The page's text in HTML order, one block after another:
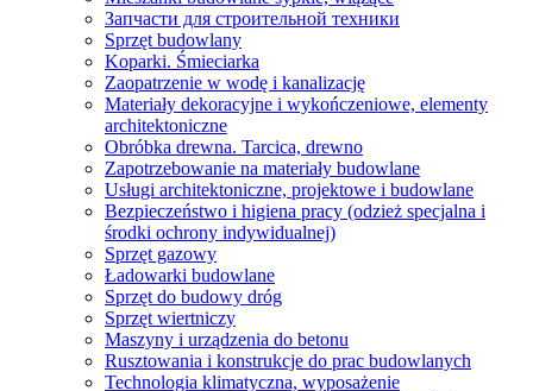
Запчасти для строительной техники
Sprzęt budowlany
Koparki. Śmieciarka
Zaopatrzenie w wodę i kanalizację
Materiały dekoracyjne i wykończeniowe, elementy
architektoniczne
Obróbka drewna. Tarcica, drewno
Zapotrzebowanie na materiały budowlane
Usługi architektoniczne, projektowe i budowlane
Bezpieczeństwo i higiena pracy (odzież specjalna i
środki ochrony indywidualnej)
Sprzęt gazowy
Ładowarki budowlane
Sprzęt do budowy dróg
Sprzęt wiertniczy
Maszyny i urządzenia do betonu
Rusztowania i konstrukcje do prac budowlanych
Technologia klimatyczna, wyposażenie